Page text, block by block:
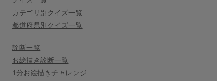
カテゴリ別クイズ一覧
都道府県別クイズ一覧
診断一覧
お絵描き診断一覧
1分お絵描きチャレンジ